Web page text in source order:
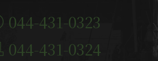
044-431-0323
044-431-0324